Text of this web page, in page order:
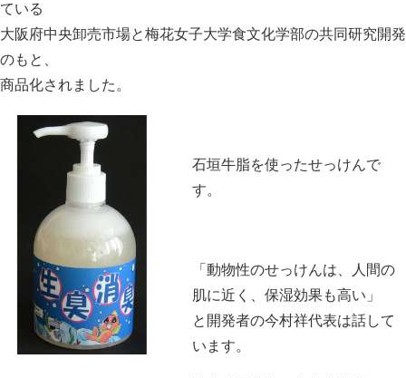
ている
大阪府中央卸売市場と梅花女子大学食文化学部の共同研究開発
のもと、
商品化されました。
石垣牛脂を使ったせっけんで
す。
「動物性のせっけんは、人間の
肌に近く、保湿効果も高い」
と開発者の今村祥代表は話して
います。